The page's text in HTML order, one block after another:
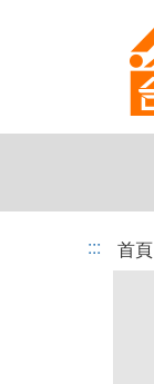
::: 首頁